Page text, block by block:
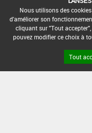
DATE DE FIN
-
[15103229]
Nous utilisons des
d'améliorer son
cliquant sur "Tout
pouvez modifier ce choix à
Tout